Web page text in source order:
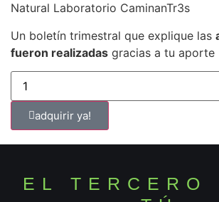
Natural Laboratorio CaminanTr3s
Un boletín trimestral que explique las
fueron realizadas gracias a tu aporte
adquirir ya!
EL TERCERO